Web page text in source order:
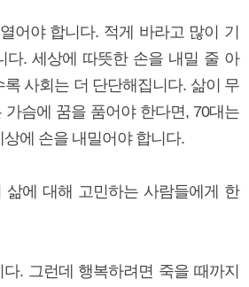
어야 합니다. 적게 바라고 많이 기
다. 세상에 따뜻한 손을 내밀 줄 아
사회는 더 단단해집니다. 삶이 무
가슴에 꿈을 품어야 한다면, 70대는
에 손을 내밀어야 합니다.
삶에 대해 고민하는 사람들에게 한
. 그런데 행복하려면 죽을 때까지